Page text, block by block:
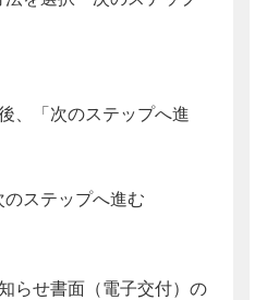
、「次のステップへ進
らせ書面（電子交付）の